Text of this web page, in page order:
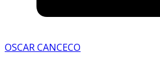
OSCAR CANCECO